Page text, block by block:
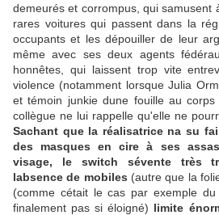
demeurés et corrompus, qui
rares voitures qui passent dans la
occupants et les dépouiller de leur
même avec ses deux agents
honnêtes, qui laissent trop vite
violence (notamment lorsque Julia
et témoin junkie dune fouille au
collègue ne lui rappelle qu'elle ne
Sachant que la réalisatrice na su
des masques en cire à ses
visage, le switch sévente très
labsence de mobiles (autre que la
(comme cétait le cas par exemple
finalement pas si éloigné) limite